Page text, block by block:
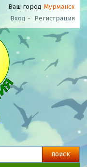
Ваш город Мурманск
Вход - Регистрация